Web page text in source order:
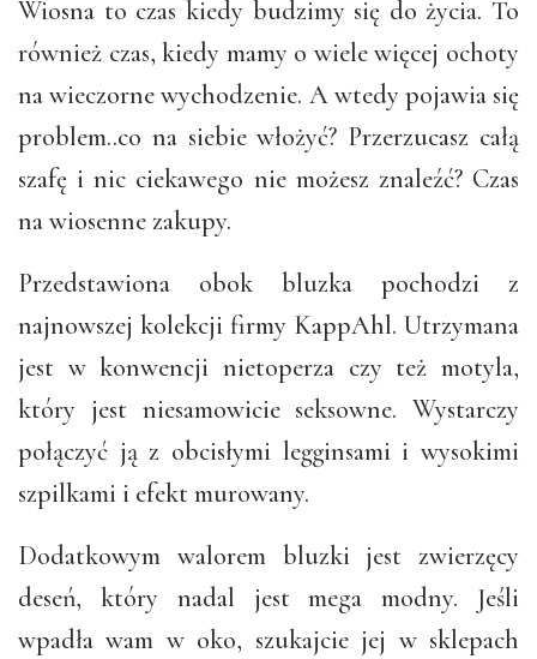
Wiosna to czas kiedy budzimy się do życia. To
również czas, kiedy mamy o wiele więcej ochoty
na wieczorne wychodzenie. A wtedy pojawia się
problem..co na siebie włożyć? Przerzucasz całą
szafę i nic ciekawego nie możesz znaleźć? Czas
na wiosenne zakupy.
Przedstawiona obok bluzka pochodzi z
najnowszej kolekcji firmy KappAhl. Utrzymana
jest w konwencji nietoperza czy też motyla,
który jest niesamowicie seksowne. Wystarczy
połączyć ją z obcisłymi legginsami i wysokimi
szpilkami i efekt murowany.
Dodatkowym walorem bluzki jest zwierzęcy
deseń, który nadal jest mega modny. Jeśli
wpadła wam w oko, szukajcie jej w sklepach